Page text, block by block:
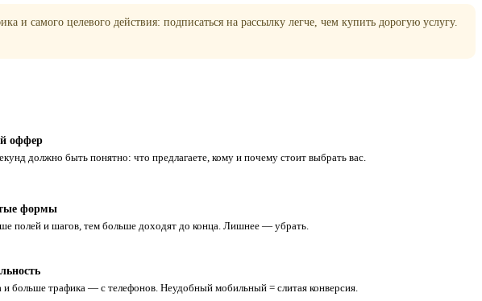
самого целевого действия: подписаться на рассылку легче, чем купить дорогую услугу.
оффер
должно быть понятно: что предлагаете, кому и почему стоит выбрать вас.
формы
полей и шагов, тем больше доходят до конца. Лишнее — убрать.
и больше трафика — с телефонов. Неудобный мобильный = слитая конверсия.